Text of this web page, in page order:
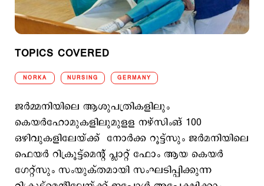
TOPICS COVERED
NORKA NURSING GERMANY
ജർമ്മനിയിലെ ആശുപത്രികളിലും
കെയർഹോമുകളിലുമുളള നഴ്സിംങ് 100
ഒഴിവുകളിലേയ്ക്ക് നോർക്ക റൂട്ട്സും ജർമനിയിലെ
ഫെയർ റിക്രൂട്ട്മെന്റ് പ്ലാറ്റ് ഫോം ആയ കെയർ
ഗേറ്റ്സും സംയുക്തമായി സംഘടിപ്പിക്കുന്ന